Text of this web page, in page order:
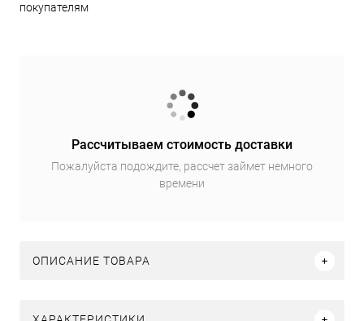
покупателям
Рассчитываем стоимость доставки
Пожалуйста подождите, рассчет займет немного
времени
ОПИСАНИЕ ТОВАРА